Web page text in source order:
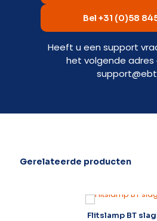
Bel +31 (0)58
Heeft u een support
het volgende adres
Gerelateerde producten
Flitslamp BT